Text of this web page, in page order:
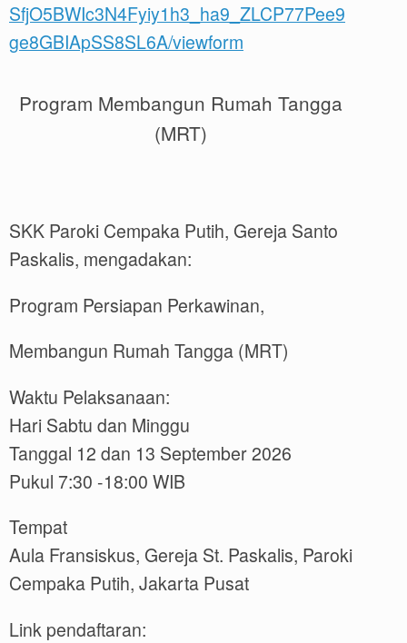
SfjO5BWIc3N4Fyiy1h3_ha9_ZLCP77Pee9
ge8GBIApSS8SL6A/viewform
Program Membangun Rumah Tangga
(MRT)
SKK Paroki Cempaka Putih, Gereja Santo
Paskalis, mengadakan:
Program Persiapan Perkawinan,
Membangun Rumah Tangga (MRT)
Waktu Pelaksanaan:
Hari Sabtu dan Minggu
Tanggal 12 dan 13 September 2026
Pukul 7:30 -18:00 WIB
Tempat
Aula Fransiskus, Gereja St. Paskalis, Paroki
Cempaka Putih, Jakarta Pusat
Link pendaftaran: